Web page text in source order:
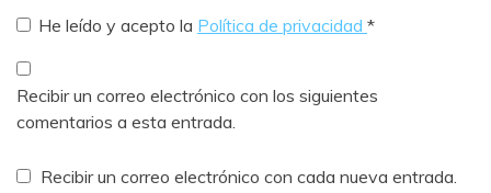
He leído y acepto la Política de privacidad *
Recibir un correo electrónico con los siguientes
comentarios a esta entrada.
Recibir un correo electrónico con cada nueva entrada.